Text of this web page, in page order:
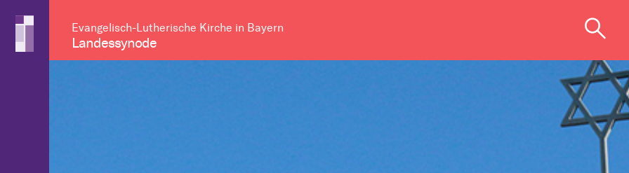
Evangelisch-Lutherische Kirche in Bayern
Landessynode